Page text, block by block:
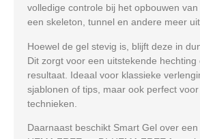
volledige controle bij het opbouwen
een skeleton, tunnel en andere meer
Hoewel de gel stevig is, blijft deze in
Dit zorgt voor een uitstekende hechting
resultaat. Ideaal voor klassieke
sjablonen of tips, maar ook perfect
technieken.
Daarnaast beschikt Smart Gel over